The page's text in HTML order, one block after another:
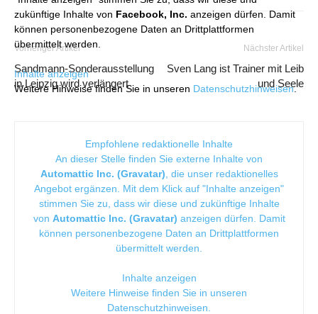
zukünftige Inhalte von Facebook, Inc. anzeigen dürfen. Damit
können personenbezogene Daten an Drittplattformen
übermittelt werden.
Inhalte anzeigen
Weitere Hinweise finden Sie in unseren Datenschutzhinweisen.
Vorheriger Artikel
Sandmann-Sonderausstellung
in Leipzig wird verlängert
Nächster Artikel
Sven Lang ist Trainer mit Leib
und Seele
Empfohlene redaktionelle Inhalte
An dieser Stelle finden Sie externe Inhalte von
Automattic Inc. (Gravatar) , die unser redaktionelles
Angebot ergänzen. Mit dem Klick auf "Inhalte anzeigen"
stimmen Sie zu, dass wir diese und zukünftige Inhalte
von Automattic Inc. (Gravatar) anzeigen dürfen. Damit
können personenbezogene Daten an Drittplattformen
übermittelt werden.
Inhalte anzeigen
Weitere Hinweise finden Sie in unseren
Datenschutzhinweisen